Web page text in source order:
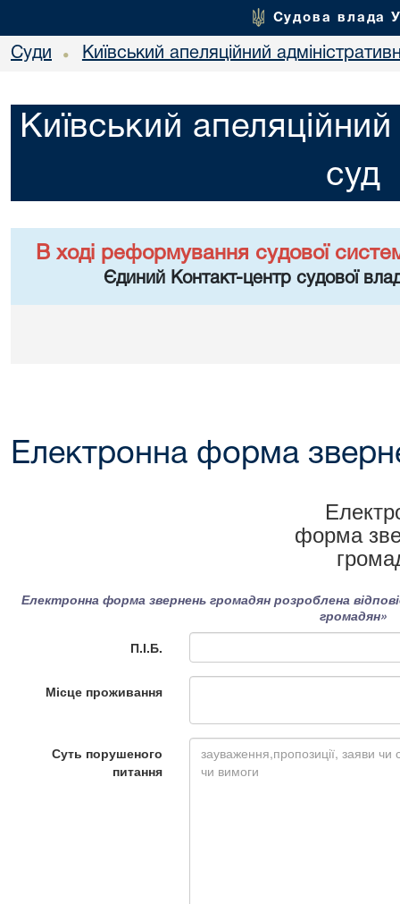
Судова влада
Суди • Київський апеляційний
Київський
суд
В ході реформування судової
Єдиний Контакт-центр судової
Електронна форма